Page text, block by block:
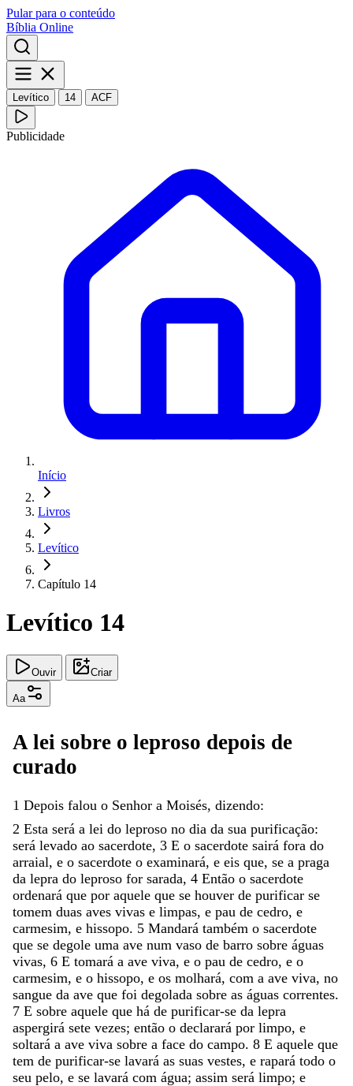
Pular para o conteúdo
Bíblia Online
Levítico 14 ACF
Publicidade
Início
Livros
Levítico
Capítulo 14
Levítico 14
Ouvir Criar
Aa
A lei sobre o leproso depois de
curado
1 Depois falou o Senhor a Moisés, dizendo:
2 Esta será a lei do leproso no dia da sua purificação:
será levado ao sacerdote, 3 E o sacerdote sairá fora do
arraial, e o sacerdote o examinará, e eis que, se a praga
da lepra do leproso for sarada, 4 Então o sacerdote
ordenará que por aquele que se houver de purificar se
tomem duas aves vivas e limpas, e pau de cedro, e
carmesim, e hissopo. 5 Mandará também o sacerdote
que se degole uma ave num vaso de barro sobre águas
vivas, 6 E tomará a ave viva, e o pau de cedro, e o
carmesim, e o hissopo, e os molhará, com a ave viva, no
sangue da ave que foi degolada sobre as águas correntes.
7 E sobre aquele que há de purificar-se da lepra
aspergirá sete vezes; então o declarará por limpo, e
soltará a ave viva sobre a face do campo. 8 E aquele que
tem de purificar-se lavará as suas vestes, e rapará todo o
seu pelo, e se lavará com água; assim será limpo; e